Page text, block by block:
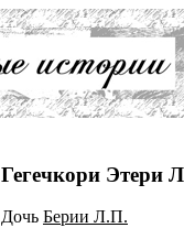
Гегечкори Этери
Дочь Берии Л.П.